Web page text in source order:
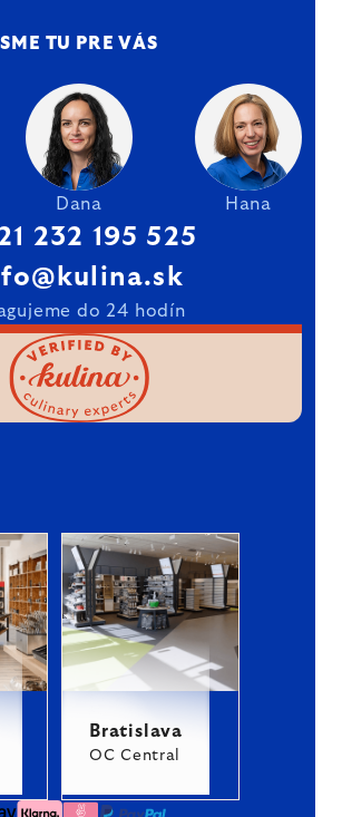
SME TU PRE VÁS
Dana Hana
232 195 525
do 24 hodín
Bratislava
OC Central